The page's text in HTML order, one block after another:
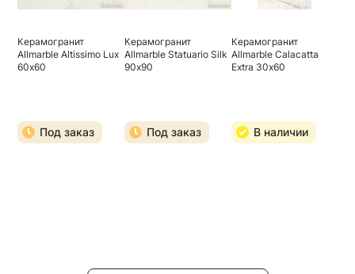
Керамогранит
Allmarble Altissimo Lux
60х60
Под заказ
Керамогранит
Allmarble Statuario Silk
90х90
Под заказ
Керамогранит
Allmarble Calacatta
Extra 30х60
В наличии